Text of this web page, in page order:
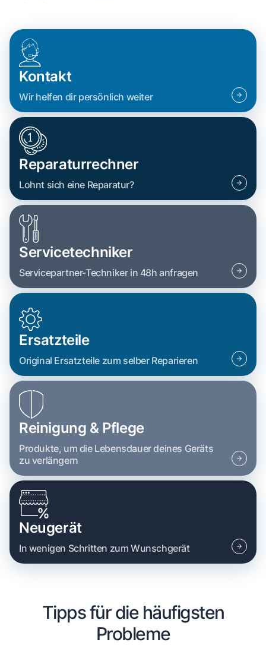
Kontakt
Wir helfen dir persönlich weiter
Reparaturrechner
Lohnt sich eine Reparatur?
Servicetechniker
Servicepartner-Techniker in 48h anfragen
Ersatzteile
Original Ersatzteile zum selber Reparieren
Reinigung & Pflege
Produkte, um die Lebensdauer deines Geräts
zu verlängern
Neugerät
In wenigen Schritten zum Wunschgerät
Tipps für die häufigsten
Probleme